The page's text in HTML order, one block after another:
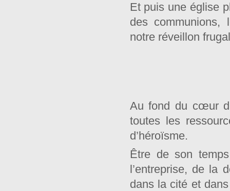
Et puis une église
des communions,
notre réveillon
Au fond du cœur
toutes les
d’héroïsme.
Être de son
l’entreprise, de la
dans la cité et